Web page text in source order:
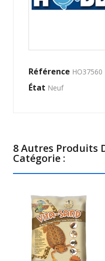
Référence HO37560
État Neuf
8 Autres Produits
Catégorie :